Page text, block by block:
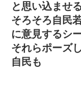
と思い込ませ
そろそろ自民
に意見するシ
それらポーズ
自民も